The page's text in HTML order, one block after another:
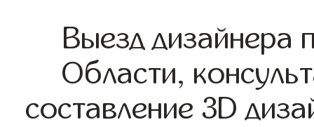
Выезд дизайнера
Области,
составление 3D